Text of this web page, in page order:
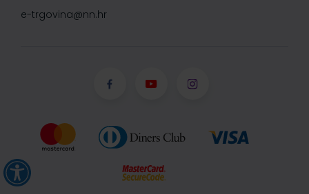
e-trgovina@nn.hr